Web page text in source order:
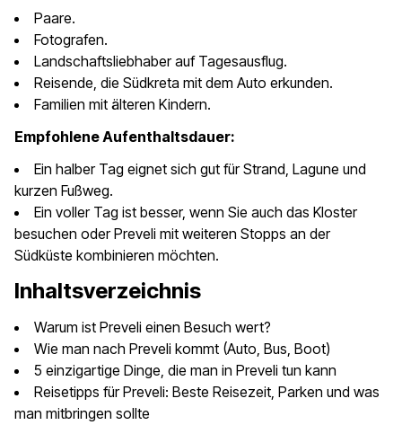
Paare.
Fotografen.
Landschaftsliebhaber auf Tagesausflug.
Reisende, die Südkreta mit dem Auto erkunden.
Familien mit älteren Kindern.
Empfohlene Aufenthaltsdauer:
Ein halber Tag eignet sich gut für Strand, Lagune und
kurzen Fußweg.
Ein voller Tag ist besser, wenn Sie auch das Kloster
besuchen oder Preveli mit weiteren Stopps an der
Südküste kombinieren möchten.
Inhaltsverzeichnis
Warum ist Preveli einen Besuch wert?
Wie man nach Preveli kommt (Auto, Bus, Boot)
5 einzigartige Dinge, die man in Preveli tun kann
Reisetipps für Preveli: Beste Reisezeit, Parken und was
man mitbringen sollte